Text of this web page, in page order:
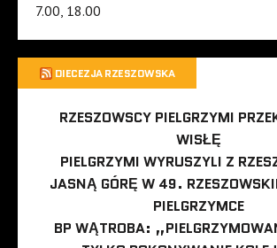
7.00, 18.00
DIECEZJA RZESZOWSKA
RZESZOWSCY PIELGRZYMI
WISŁĘ
PIELGRZYMI WYRUSZYLI Z
JASNĄ GÓRĘ W 49.
PIELGRZYMCE
BP WĄTROBA: